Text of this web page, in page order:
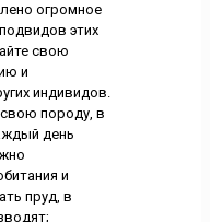
огромное
этих
свою
и
индивидов.
породу, в
день
и
пруд, в